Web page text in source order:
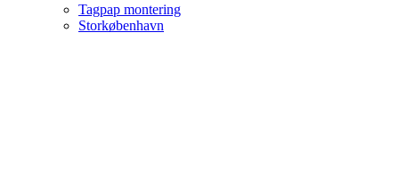
Tagpap montering
Storkøbenhavn